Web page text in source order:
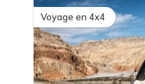
Voyage en 4x4